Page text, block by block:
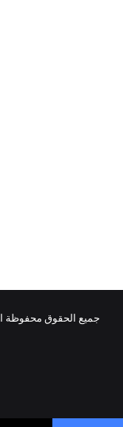
جميع الحقوق محفوظة